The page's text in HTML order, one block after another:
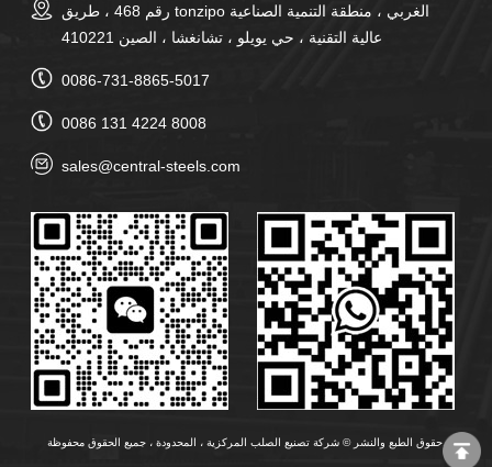
رقم 468 ، طريق tonzipo الغربي ، منطقة التنمية الصناعية
عالية التقنية ، حي يويلو ، تشانغشا ، الصين 410221
0086-731-8865-5017
0086 131 4224 8008
sales@central-steels.com
حقوق الطبع والنشر © شركة تصنيع الصلب المركزية ، المحدودة ، جميع الحقوق محفوظة.